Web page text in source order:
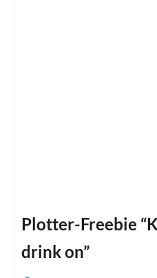
Plotter-Freebie
drink on”